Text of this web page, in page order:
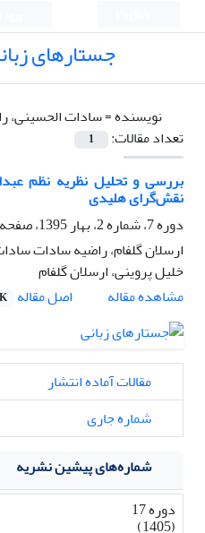
جستارهای
نویسنده =سادات الحسینی،
تعداد مقالات:
1
بررسی و تحلیل نظریه نظم
نقش‌گرای هلیدی
دوره 7، شماره 2، بهار 1395، صفحه
ارسلان گلفام، راضیه سادات
خلیل پروینی، ارسلان گلفام
مشاهده مقاله
اصل مقاله
مقالات آماده انتشار
شماره جاری
شماره‌های پیشین نشریه
دوره 17
(1405)